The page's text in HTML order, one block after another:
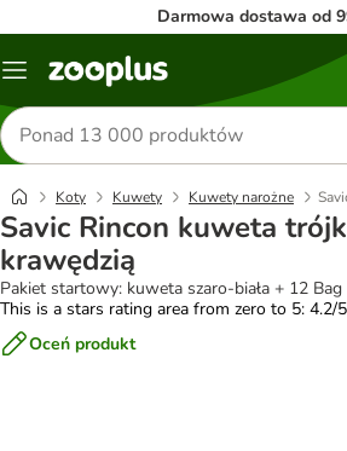
Darmowa dostawa od
Menu
Szukaj
produktów
Koty Kuwety Kuwety narożne
Savic Rincon kuweta
krawędzią
Pakiet startowy: kuweta szaro-biała + 12
This is a stars rating area from zero to 5: 4.2/5
Oceń produkt